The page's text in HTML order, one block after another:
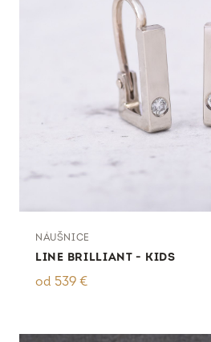
NÁUŠNICE
LINE BRILLIANT - KIDS
od 539 €